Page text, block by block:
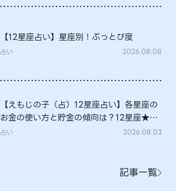
【12星座占い】星座別！ぶっとび度
占い 2026.08.08
【えもじの子（占）12星座占い】各星座の
お金の使い方と貯金の傾向は？12星座★徹
底解説
占い 2026.08.03
記事一覧